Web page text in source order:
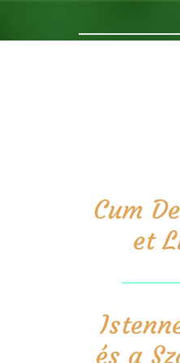
Cum
et
és a